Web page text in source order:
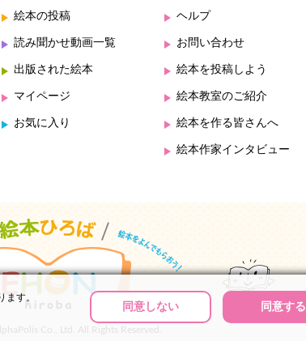
絵本の投稿
読み聞かせ動画一覧
出版された絵本
マイページ
お気に入り
ヘルプ
お問い合わせ
絵本を投稿しよう
絵本教室のご紹介
絵本を作る皆さんへ
絵本作家インタビュー
Co., Ltd. All Rights Reserved.
ます。
同意しない 同意する